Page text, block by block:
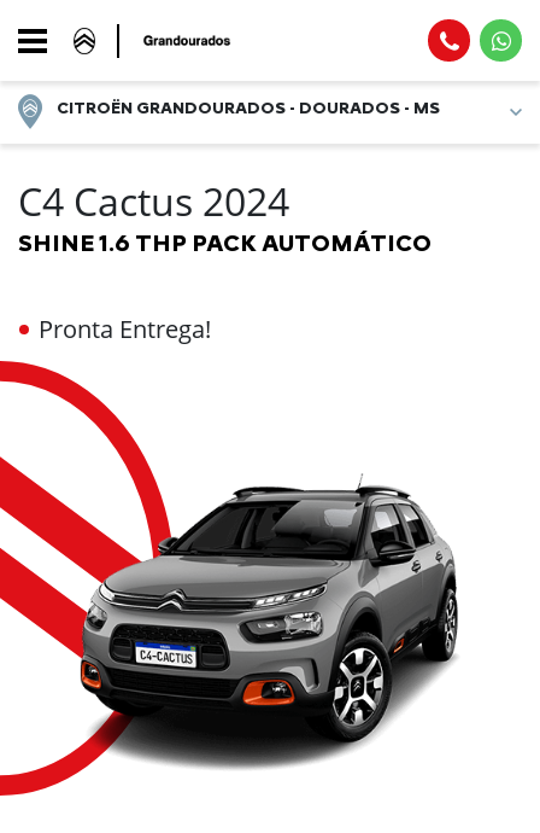
CITROËN GRANDOURADOS - DOURADOS - MS
C4 Cactus 2024
SHINE 1.6 THP PACK AUTOMÁTICO
Pronta Entrega!